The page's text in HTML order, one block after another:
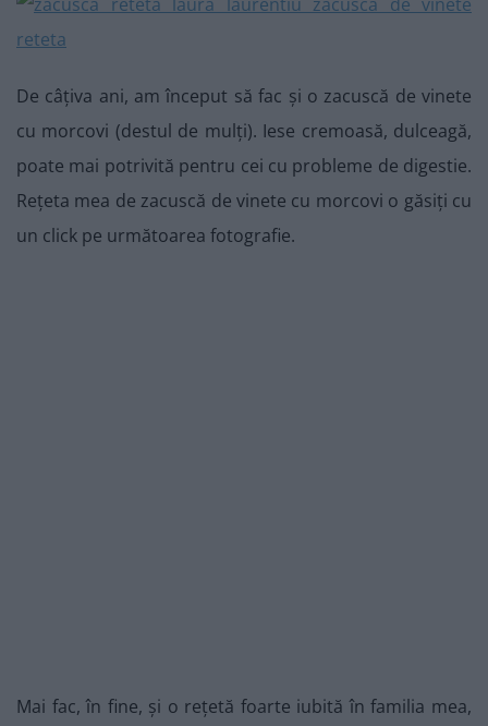
De câțiva ani, am început să fac și o zacuscă de vinete
cu morcovi (destul de mulți). Iese cremoasă, dulceagă,
poate mai potrivită pentru cei cu probleme de digestie.
Rețeta mea de zacuscă de vinete cu morcovi o găsiți cu
un click pe următoarea fotografie.
Mai fac, în fine, și o rețetă foarte iubită în familia mea,